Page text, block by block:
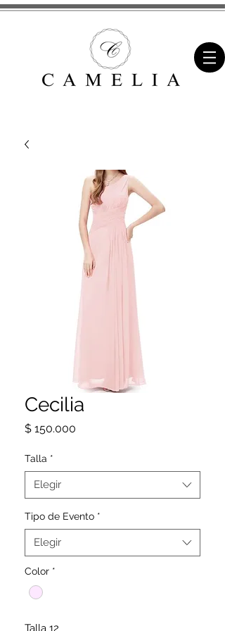
Cecilia
$ 150.000
Talla *
Elegir
Tipo de Evento *
Elegir
Color *
Talla 12